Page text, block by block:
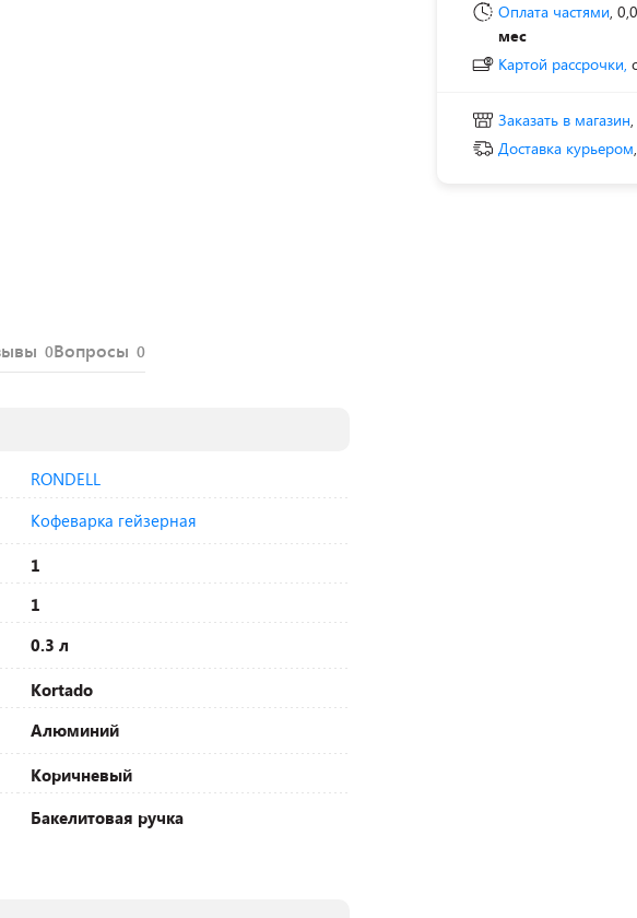
Оплата частями,
мес
Картой рассрочки,
Заказать в магазин
Доставка курьером
0Вопросы 0
RONDELL
Кофеварка гейзерная
1
1
0.3 л
Kortado
Алюминий
Коричневый
Бакелитовая ручка